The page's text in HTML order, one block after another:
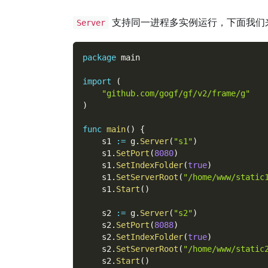
Server 支持同一进程多实例运行，下面我们
package main
import
(
"github.com/gogf/gf/v2/frame/g"
)
func main( )
{
    s1
:= g. Server( "s1")
    s1
. SetPort (8080)
    s1
. SetIndexFolder(true)
    s1
. SetServerRoot ( "/home/www/
    s1
. Start ( )
    s2
:= g. Server( "s2")
    s2
. SetPort (8088)
    s2
. SetIndexFolder(true)
    s2
. SetServerRoot ( "/home/www/
    s2
. Start ( )